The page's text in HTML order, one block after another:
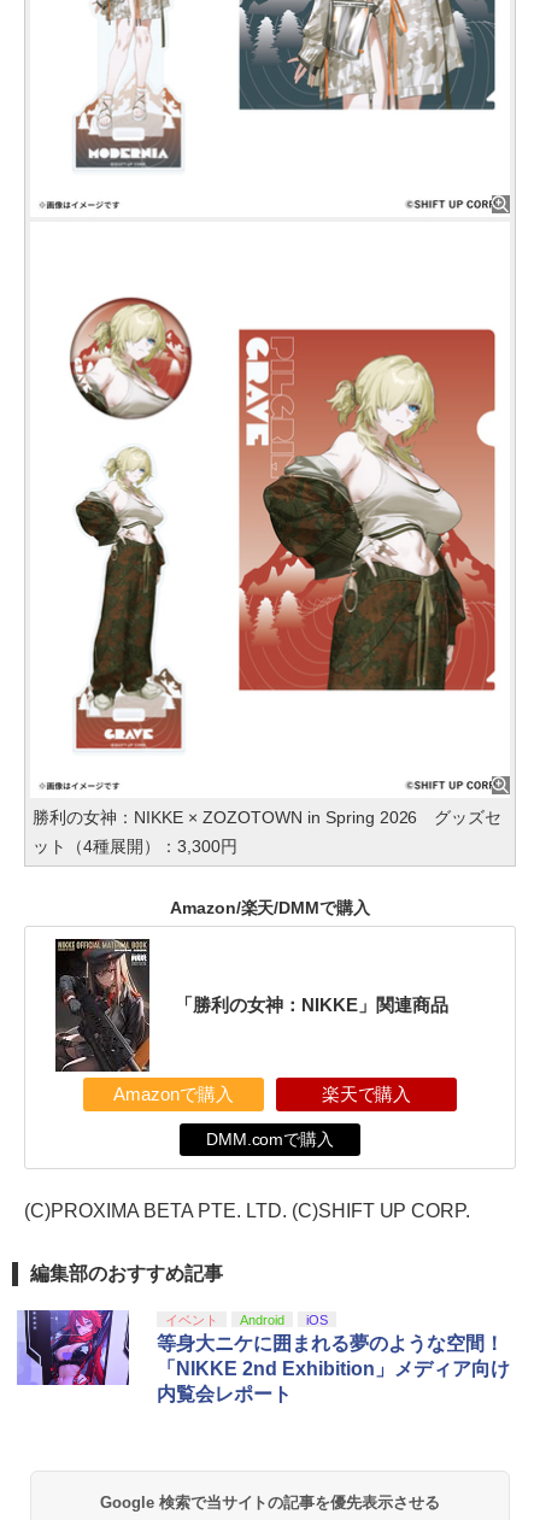
勝利の女神：NIKKE × ZOZOTOWN in Spring 2026 グッズセ
ット（4種展開）：3,300円
Amazon/楽天/DMMで購入
「勝利の女神：NIKKE」関連商品
Amazonで購入 楽天で購入
DMM.comで購入
(C)PROXIMA BETA PTE. LTD. (C)SHIFT UP CORP.
編集部のおすすめ記事
イベント Android iOS
等身大ニケに囲まれる夢のような空間！
「NIKKE 2nd Exhibition」メディア向け
内覧会レポート
Google 検索で当サイトの記事を優先表示させる